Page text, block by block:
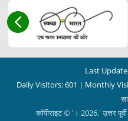
Last
Daily Visitors: 601 | Monthly
कॉपीराइट © '। 2026.' उत्तर पूर्वी